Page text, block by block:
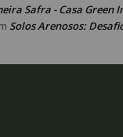
Safra - Casa Green
Solos Arenosos: